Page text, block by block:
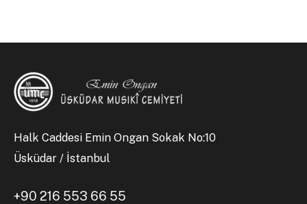
Halk Caddesi Emin Ongan Sokak No:10
Üsküdar / İstanbul
+90 216 553 66 55